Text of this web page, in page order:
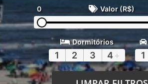
0 Valor (R$)
Dormitórios
1 2 3 4 + 1